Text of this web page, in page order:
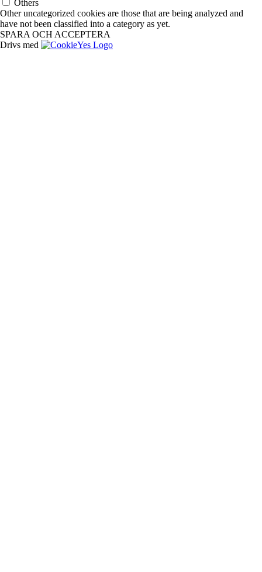
Others
Other uncategorized cookies are those that are being analyzed and
have not been classified into a category as yet.
SPARA OCH ACCEPTERA
Drivs med